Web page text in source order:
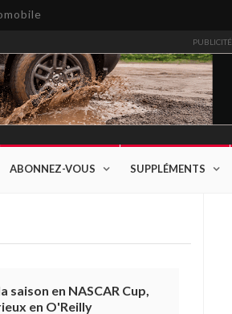
PUBLICITÉ
ABONNEZ-VOUS SUPPLÉMENTS
saison en NASCAR Cup,
en O'Reilly